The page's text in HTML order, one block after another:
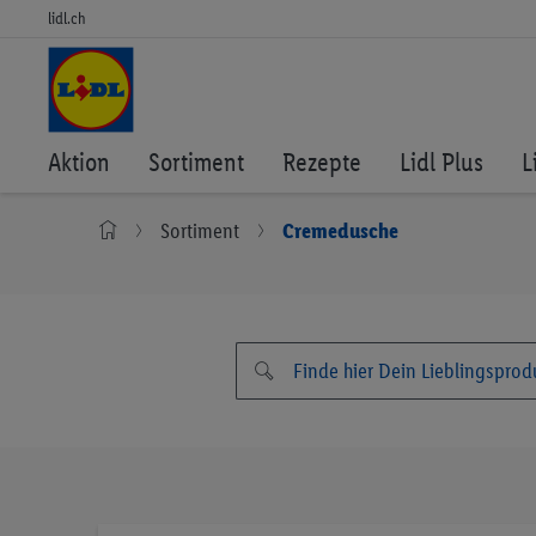
lidl.ch
Aktion Sortiment Rezepte Lidl Plus
Sortiment Cremedusche